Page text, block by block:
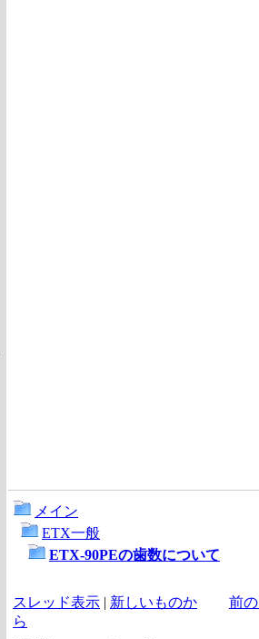
メイン
ETX一般
ETX-90PEの歯数について
スレッド表示 | 新しいものか
ら
前